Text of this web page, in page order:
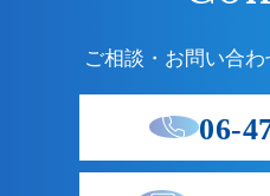
ご相談・お問い合
06-